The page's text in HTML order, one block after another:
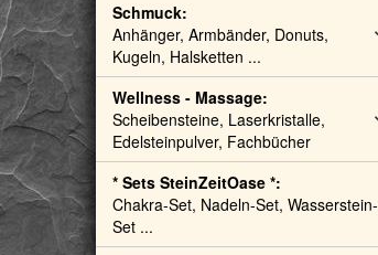
Schmuck:
Anhänger, Armbänder, Donuts,
Kugeln, Halsketten ...
Wellness - Massage:
Scheibensteine, Laserkristalle,
Edelsteinpulver, Fachbücher
* Sets SteinZeitOase *:
Chakra-Set, Nadeln-Set, Wasserstein-
Set ...